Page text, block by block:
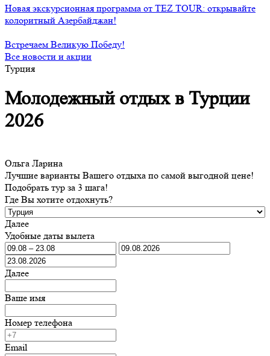
Новая экскурсионная программа от TEZ TOUR: открывайте
колоритный Азербайджан!
Встречаем Великую Победу!
Все новости и акции
Турция
Молодежный отдых в Турции
2026
Ольга Ларина
Лучшие варианты Вашего отдыха по самой выгодной цене!
Подобрать тур за 3 шага!
Где Вы хотите отдохнуть?
Далее
Удобные даты вылета
Далее
Ваше имя
Номер телефона
Email